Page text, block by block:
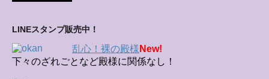
LINEスタンプ販売中！
乱心！裸の殿様 New!
下々のざれごとなど殿様に関係なし！